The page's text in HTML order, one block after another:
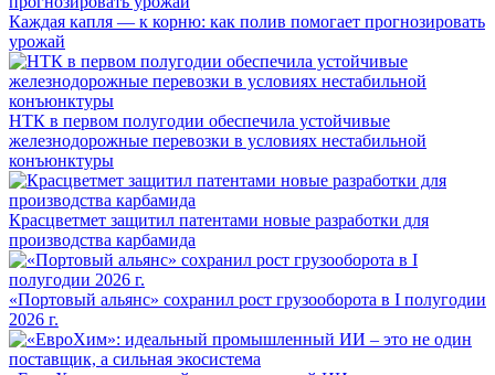
Каждая капля — к корню: как полив помогает прогнозировать
урожай
НТК в первом полугодии обеспечила устойчивые
железнодорожные перевозки в условиях нестабильной
конъюнктуры
Красцветмет защитил патентами новые разработки для
производства карбамида
«Портовый альянс» сохранил рост грузооборота в I полугодии
2026 г.